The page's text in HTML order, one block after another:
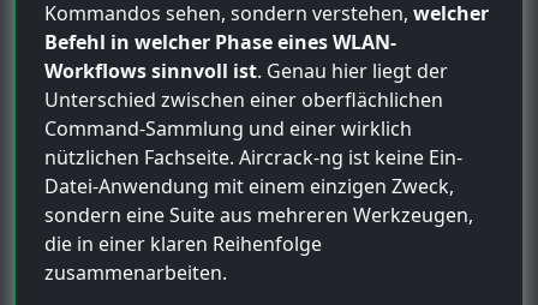
Kommandos sehen, sondern verstehen, welcher
Befehl in welcher Phase eines WLAN-
Workflows sinnvoll ist. Genau hier liegt der
Unterschied zwischen einer oberflächlichen
Command-Sammlung und einer wirklich
nützlichen Fachseite. Aircrack-ng ist keine Ein-
Datei-Anwendung mit einem einzigen Zweck,
sondern eine Suite aus mehreren Werkzeugen,
die in einer klaren Reihenfolge
zusammenarbeiten.